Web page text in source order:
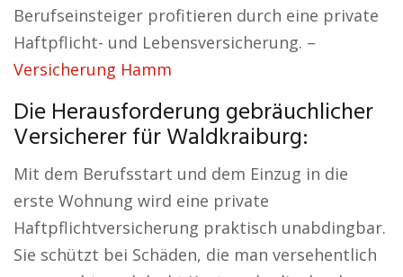
Berufseinsteiger profitieren durch eine private
Haftpflicht- und Lebensversicherung. –
Versicherung Hamm
Die Herausforderung gebräuchlicher
Versicherer für Waldkraiburg:
Mit dem Berufsstart und dem Einzug in die
erste Wohnung wird eine private
Haftpflichtversicherung praktisch unabdingbar.
Sie schützt bei Schäden, die man versehentlich